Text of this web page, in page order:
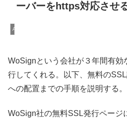
ーバーをhttps対応させ
Apache
WoSignという会社が３年間有効
行してくれる。以下、無料の
への配置までの手順を説明する。
WoSign社の無料SSL発行ページ